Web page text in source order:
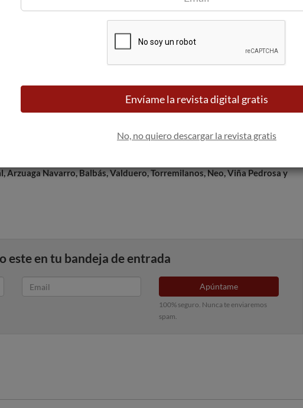
de Ribera del Duero en Roa tiene entre sus grandes atractivos dos catas
oportunidad de descubrir distintas facetas de los vinos, además de
Se celebrarán por la tarde del sábado en la
sede del Consejo Regulador,
precio de diez euros por persona y sesión. La
en las casetas de venta de copas de Ribera del Duero, en la Plaza
de Vinos. 19:30 horas.Con la participación de vinos de las bodegasMartín
Finca Villacreces, Yllera, Altos del Terral, Arzuaga Navarro, Mosaico de
Leyendas. 21:00 horas.
Arzuaga Navarro, Balbás, Valduero, Torremilanos, Neo, Viña Pedrosa y
este en tu bandeja de entrada
Apúntame
100% seguro. Nunca te enviaremos
spam.
Envíame la revista digital gratis
No, no quiero descargar la revista gratis